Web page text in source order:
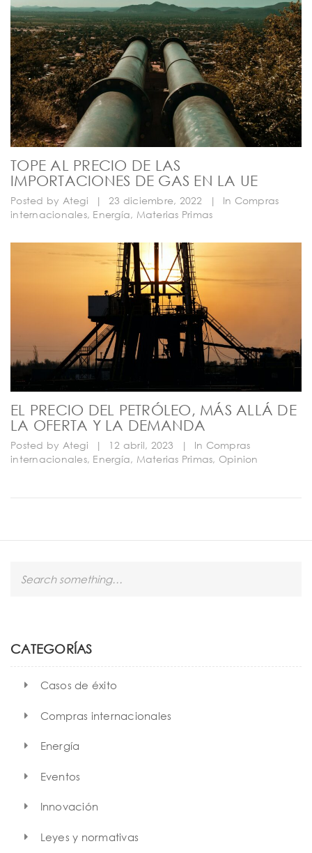
TOPE AL PRECIO DE LAS
IMPORTACIONES DE GAS EN LA UE
Posted by Ategi | 23 diciembre, 2022 | In Compras
internacionales, Energía, Materias Primas
EL PRECIO DEL PETRÓLEO, MÁS ALLÁ DE
LA OFERTA Y LA DEMANDA
Posted by Ategi | 12 abril, 2023 | In Compras
internacionales, Energía, Materias Primas, Opinion
h
CATEGORÍAS
Casos de éxito
Compras internacionales
Energía
Eventos
Innovación
Leyes y normativas